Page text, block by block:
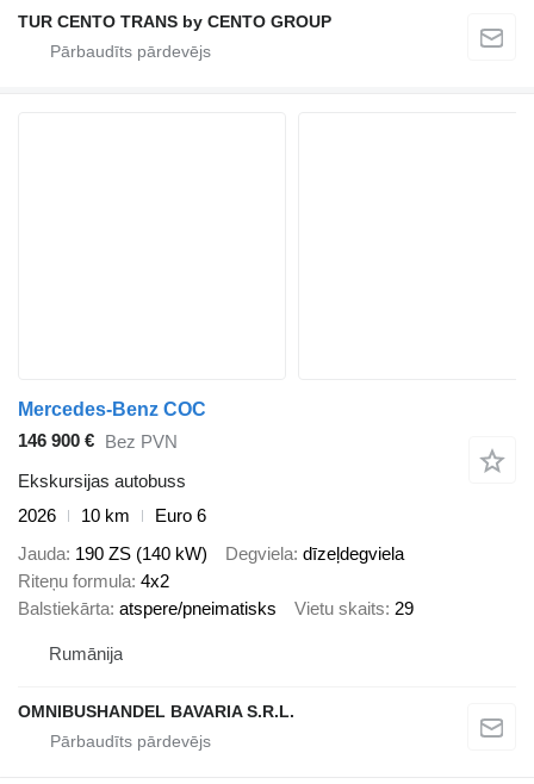
TUR CENTO TRANS by CENTO GROUP
Mercedes-Benz COC
146 900 € Bez PVN
Ekskursijas autobuss
2026
10 km
Euro 6
Jauda 190 ZS (140 kW) Degviela dīzeļdegviela
Riteņu formula 4x2
Balstiekārta atspere/pneimatisks Vietu skaits 29
Rumānija
OMNIBUSHANDEL BAVARIA S.R.L.